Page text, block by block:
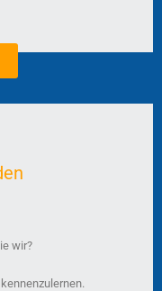
wir?